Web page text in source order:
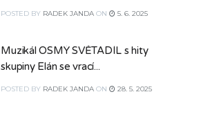
POSTED BY RADEK JANDA ON 5. 6. 2025
Muzikál OSMÝ SVĚTADÍL s hity
skupiny Elán se vrací...
POSTED BY RADEK JANDA ON 28. 5. 2025